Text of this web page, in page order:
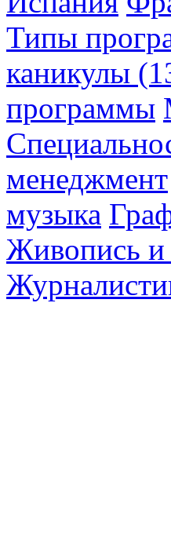
Типы
каникулы
программы
менеджмент
музыка
Живопись и